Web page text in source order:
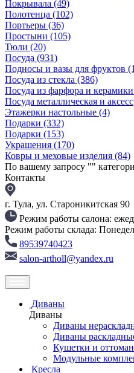
Покрывала (49)
Полотенца (102)
Портьеры (36)
Простыни (105)
Тюли (20)
Посуда (931)
Подносы и вазы для фруктов
Посуда из стекла (386)
Посуда из фарфора и керамики
Посуда металлическая и
Этажерки настольные (4)
Подарки (332)
Подарки (153)
Украшения (170)
Ковры и меховые изделия (84)
По вашему запросу ""
Контакты
г. Тула, ул. Староникитская 90
Режим работы салона:
Режим работы склада:
89539740423
salon-artholl@yandex.ru
Диваны
Диваны
Диваны
Диваны
Кушетки и
Модульные
Кресла